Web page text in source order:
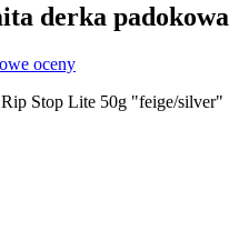
derka padokowa
oceny
Stop Lite 50g "feige/silver"